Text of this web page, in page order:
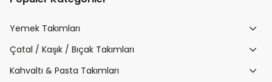
Yemek Takımları
Çatal / Kaşık / Bıçak Takımları
Kahvaltı & Pasta Takımları